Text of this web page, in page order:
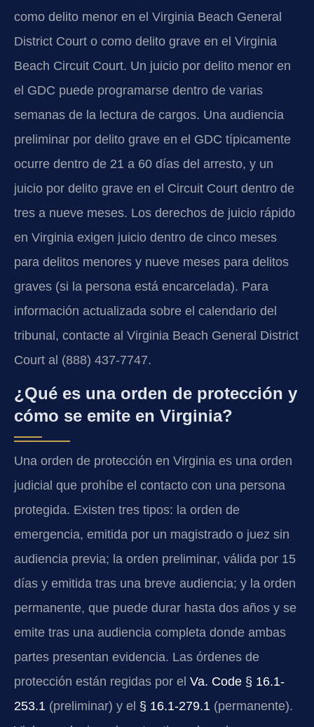
como delito menor en el Virginia Beach General
District Court o como delito grave en el Virginia
Beach Circuit Court. Un juicio por delito menor en
el GDC puede programarse dentro de varias
semanas de la lectura de cargos. Una audiencia
preliminar por delito grave en el GDC típicamente
ocurre dentro de 21 a 60 días del arresto, y un
juicio por delito grave en el Circuit Court dentro de
tres a nueve meses. Los derechos de juicio rápido
en Virginia exigen juicio dentro de cinco meses
para delitos menores y nueve meses para delitos
graves (si la persona está encarcelada). Para
información actualizada sobre el calendario del
tribunal, contacte al Virginia Beach General District
Court al (888) 437-7747.
¿Qué es una orden de protección y
cómo se emite en Virginia?
Una orden de protección en Virginia es una orden
judicial que prohíbe el contacto con una persona
protegida. Existen tres tipos: la orden de
emergencia, emitida por un magistrado o juez sin
audiencia previa; la orden preliminar, válida por 15
días y emitida tras una breve audiencia; y la orden
permanente, que puede durar hasta dos años y se
emite tras una audiencia completa donde ambas
partes presentan evidencia. Las órdenes de
protección están regidas por el Va. Code § 16.1-
253.1 (preliminar) y el § 16.1-279.1 (permanente).